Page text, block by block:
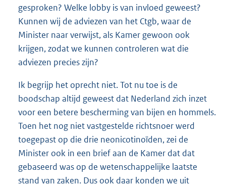
gesproken? Welke lobby is van invloed geweest?
Kunnen wij de adviezen van het Ctgb, waar de
Minister naar verwijst, als Kamer gewoon ook
krijgen, zodat we kunnen controleren wat die
adviezen precies zijn?
Ik begrijp het oprecht niet. Tot nu toe is de
boodschap altijd geweest dat Nederland zich inzet
voor een betere bescherming van bijen en hommels.
Toen het nog niet vastgestelde richtsnoer werd
toegepast op die drie neonicotinoïden, zei de
Minister ook in een brief aan de Kamer dat dat
gebaseerd was op de wetenschappelijke laatste
stand van zaken. Dus ook daar konden we uit